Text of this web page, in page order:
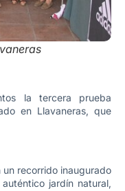
la tercera prueba
en Llavaneras, que
recorrido inaugurado
jardín natural,